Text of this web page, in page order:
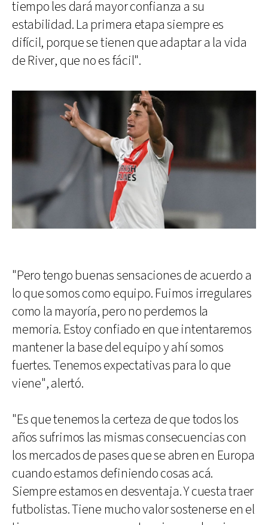
tiempo les dará mayor confianza a su
estabilidad. La primera etapa siempre es
difícil, porque se tienen que adaptar a la vida
de River, que no es fácil".
"Pero tengo buenas sensaciones de acuerdo a
lo que somos como equipo. Fuimos irregulares
como la mayoría, pero no perdemos la
memoria. Estoy confiado en que intentaremos
mantener la base del equipo y ahí somos
fuertes. Tenemos expectativas para lo que
viene", alertó.
"Es que tenemos la certeza de que todos los
años sufrimos las mismas consecuencias con
los mercados de pases que se abren en Europa
cuando estamos definiendo cosas acá.
Siempre estamos en desventaja. Y cuesta traer
futbolistas. Tiene mucho valor sostenerse en el